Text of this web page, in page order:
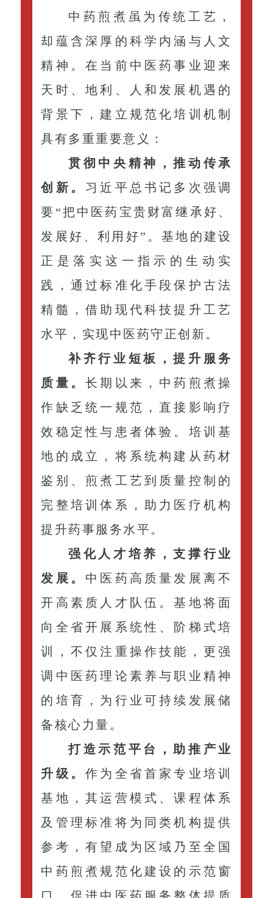
中药煎煮虽为传统工艺，
却蕴含深厚的科学内涵与人文
精神。在当前中医药事业迎来
天时、地利、人和发展机遇的
背景下，建立规范化培训机制
具有多重重要意义：
贯彻中央精神，推动传承
创新。 习近平总书记多次强调
要“把中医药宝贵财富继承好、
发展好、利用好”。基地的建设
正是落实这一指示的生动实
践，通过标准化手段保护古法
精髓，借助现代科技提升工艺
水平，实现中医药守正创新。
补齐行业短板，提升服务
质量。长期以来，中药煎煮操
作缺乏统一规范，直接影响疗
效稳定性与患者体验。培训基
地的成立，将系统构建从药材
鉴别、煎煮工艺到质量控制的
完整培训体系，助力医疗机构
提升药事服务水平。
强化人才培养，支撑行业
发展。 中医药高质量发展离不
开高素质人才队伍。基地将面
向全省开展系统性、阶梯式培
训，不仅注重操作技能，更强
调中医药理论素养与职业精神
的培育，为行业可持续发展储
备核心力量。
打造示范平台，助推产业
升级。作为全省首家专业培训
基地，其运营模式、课程体系
及管理标准将为同类机构提供
参考，有望成为区域乃至全国
中药煎煮规范化建设的示范窗